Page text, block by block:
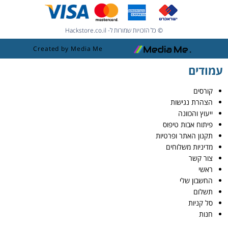
© כל הזכויות שמורות ל- Hackstore.co.il
Created by Media Me
עמודים
קורסים
הצהרת נגישות
ייעוץ והכוונה
פיתוח אבות טיפוס
תקנון האתר ופרטיות
מדיניות משלוחים
צור קשר
ראשי
החשבון שלי
תשלום
סל קניות
חנות